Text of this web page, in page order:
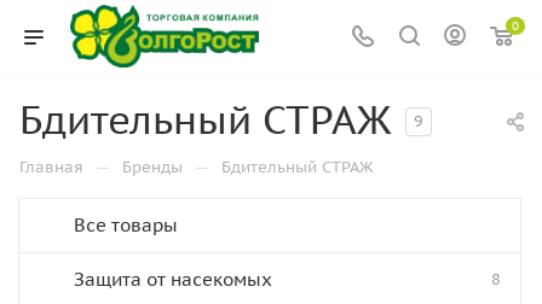
0
Бдительный СТРАЖ 9
Главная — Бренды — Бдительный СТРАЖ
Все товары
Защита от насекомых 8